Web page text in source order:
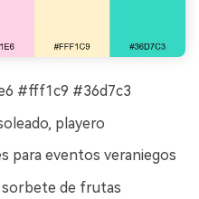
#fff1c9 #36d7c3
playero
para eventos veraniegos
sorbete de frutas